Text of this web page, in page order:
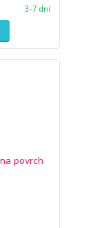
3-7 dní